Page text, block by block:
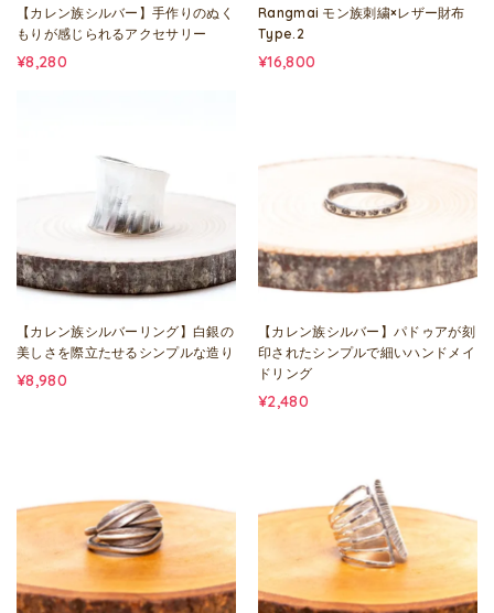
【カレン族シルバー】手作りのぬく
もりが感じられるアクセサリー
¥8,280
Rangmai モン族刺繍×レザー財布
Type.2
¥16,800
【カレン族シルバーリング】白銀の
美しさを際立たせるシンプルな造り
¥8,980
【カレン族シルバー】パドゥアが刻
印されたシンプルで細いハンドメイ
ドリング
¥2,480